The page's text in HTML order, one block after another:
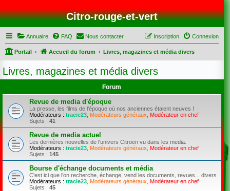
Citro-rouge-et-vert
Annuaire FAQ Nous contacter Connexion
Inscription
Portail Accueil du forum Livres, magazines et média divers
Livres, magazines et média divers
Forum
Revue de media d'époque
La presse, les films de l'époque où nos anciennes étaient neuves !
Modérateurs : tracie23 Modérateurs généraux
Modérateur en chef
Sujets : 41
Revue de media actuel
Les dernières nouvelles de l'univers Citroën vu dans les media.
Modérateurs : tracie23 Modérateurs généraux
Modérateur en chef
Sujets : 145
Bourse d'échange documents et média
C'est ici que l'on recherche, échange, vend les documents, revues... divers
Modérateurs : tracie23 Modérateurs généraux
Modérateur en chef
Sujets : 45